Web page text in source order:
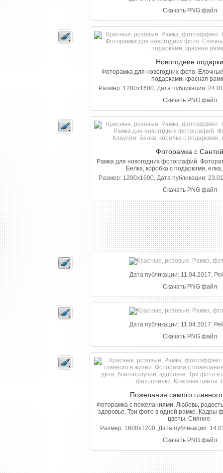
Скачать PNG файл
Новогодние
Фоторамка для новогодних фото.
подарками, красная
Размер: 1200x1600, Дата публикации:
Скачать PNG файл
Фоторамка с
Рамка для новогодних фотографий.
Белка, коробка с подарками,
Размер: 1200x1600, Дата публикации:
Скачать PNG файл
Дата публикации: 11.04.2017,
Скачать PNG файл
Дата публикации: 11.04.2017,
Скачать PNG файл
Пожелания самого
Фоторамка с пожеланиями. Любовь,
здоровье. Три фото в одной рамке. Кадры
цветы. Сияние.
Размер: 1600x1200, Дата публикации:
Скачать PNG файл